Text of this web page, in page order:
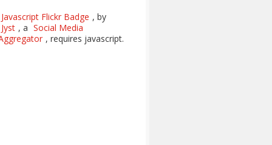
Javascript Flickr Badge , by
Jyst , a Social Media
, requires javascript.